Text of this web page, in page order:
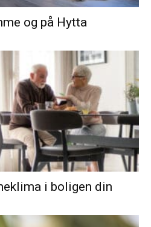
og på Hytta
i boligen din